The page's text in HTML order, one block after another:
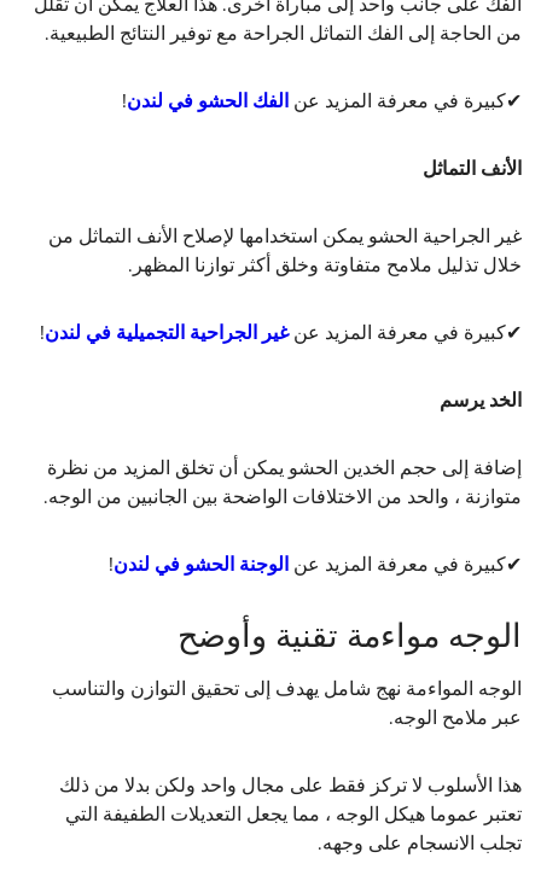
الفك على جانب واحد إلى مباراة أخرى. هذا العلاج يمكن أن تقلل
من الحاجة إلى الفك التماثل الجراحة مع توفير النتائج الطبيعية.
✔كبيرة في معرفة المزيد عن الفك الحشو في لندن!
الأنف التماثل
غير الجراحية الحشو يمكن استخدامها لإصلاح الأنف التماثل من
خلال تذليل ملامح متفاوتة وخلق أكثر توازنا المظهر.
✔كبيرة في معرفة المزيد عنغير الجراحية التجميلية في لندن!
الخد يرسم
إضافة إلى حجم الخدين الحشو يمكن أن تخلق المزيد من نظرة
متوازنة ، والحد من الاختلافات الواضحة بين الجانبين من الوجه.
✔كبيرة في معرفة المزيد عن الوجنة الحشو في لندن!
الوجه مواءمة تقنية وأوضح
الوجه المواءمة نهج شامل يهدف إلى تحقيق التوازن والتناسب
عبر ملامح الوجه.
هذا الأسلوب لا تركز فقط على مجال واحد ولكن بدلا من ذلك
تعتبر عموما هيكل الوجه ، مما يجعل التعديلات الطفيفة التي
تجلب الانسجام على وجهه.